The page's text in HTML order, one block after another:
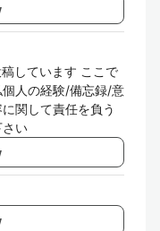
しています ここで
人の経験/備忘録/意
関して責任を負う
さい